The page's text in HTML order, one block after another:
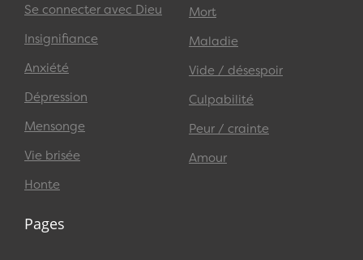
Se connecter avec Dieu
Insignifiance
Anxiété
Dépression
Mensonge
Vie brisée
Honte
Mort
Maladie
Vide / désespoir
Culpabilité
Peur / crainte
Amour
Pages